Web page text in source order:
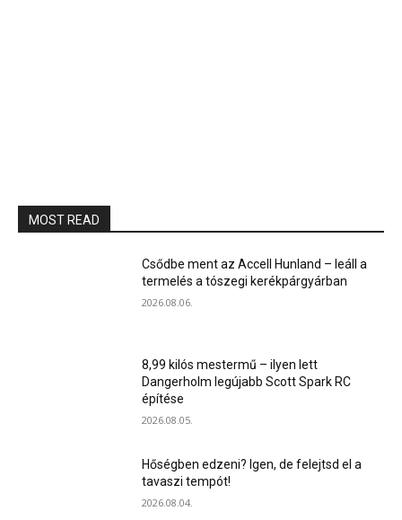
MOST READ
Csődbe ment az Accell Hunland – leáll a
termelés a tószegi kerékpárgyárban
2026.08.06.
8,99 kilós mestermű – ilyen lett
Dangerholm legújabb Scott Spark RC
építése
2026.08.05.
Hőségben edzeni? Igen, de felejtsd el a
tavaszi tempót!
2026.08.04.